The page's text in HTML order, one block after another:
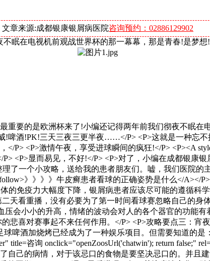
文章来源:成都银康银屑病医院咨询预约：02886129902
眠在电视机前观战世界杯的那一幕幕，那是青春!是梦想!